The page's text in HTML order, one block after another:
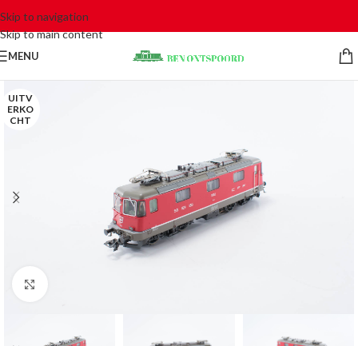
Skip to navigation
Skip to main content
MENU
UITV
ERKO
CHT